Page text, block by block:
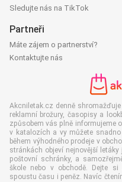
Sledujte nás na TikTok
Partneři
Máte zájem o partnerství?
Kontaktujte nás
Akcniletak.cz denně
reklamní brožury, časopisy a
způsobem vás plně informujeme
v katalozích a vy můžete
během výhodného prodeje v
stránkách objeví nejnovější
poštovní schránky, a
škole nebo v obchodě. Dejte si
spoustu času i peněz. Navíc